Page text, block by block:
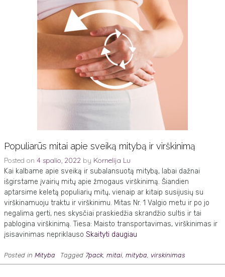
Populiarūs mitai apie sveiką mitybą ir virškinimą
Posted on 4 spalio, 2022 by Kornelija Lu
Kai kalbame apie sveiką ir subalansuotą mitybą, labai dažnai
išgirstame įvairių mitų apie žmogaus virškinimą. Šiandien
aptarsime keletą populiarių mitų, vienaip ar kitaip susijusių su
virškinamuoju traktu ir virškinimu. Mitas Nr. 1 Valgio metu ir po jo
negalima gerti, nes skysčiai praskiedžia skrandžio sultis ir tai
pablogina virškinimą. Tiesa: Maisto transportavimas, virškinimas ir
įsisavinimas nepriklauso Skaityti daugiau
Posted in Mityba Tagged 7pack, mitai, mityba, virskinimas